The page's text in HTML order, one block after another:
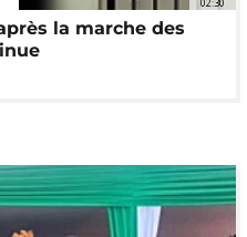
02:30
la marche des